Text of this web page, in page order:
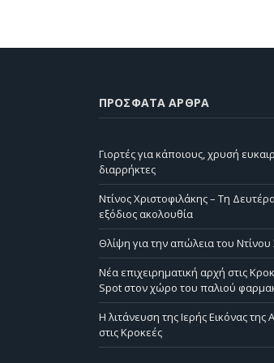
ΠΡΌΣΦΑΤΑ ΆΡΘΡΑ
Γιορτές για κάποιους, χρυσή
διαρρήκτες
Ντίνος Χριστοφιλάκης – Τη
εξόδιος ακολουθία
Θλίψη για την απώλεια του Ντίνου
Νέα επιχειρηματική αρχή στις
Spot στον χώρο του παλιού
Η λιτάνευση της Ιερής Εικόνας
στις Κροκεές